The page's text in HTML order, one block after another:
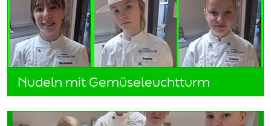
Nudeln mit Gemüseleuchtturm